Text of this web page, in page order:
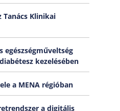
Tanács Klinikai
egészségműveltség
kezelésében
a MENA régióban
a digitális